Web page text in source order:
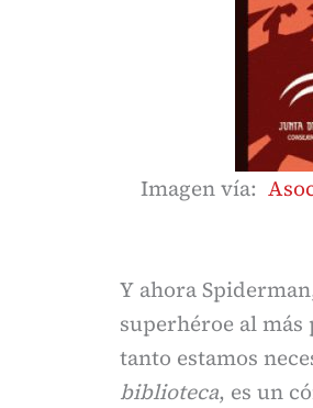
Imagen vía:
Y ahora
superhéroe al
tanto estamos
biblioteca, es un